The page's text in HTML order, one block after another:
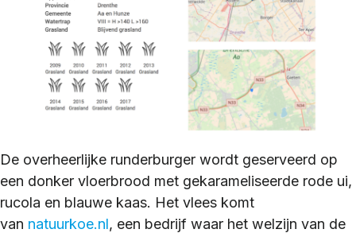
De overheerlijke runderburger wordt geserveerd op
een donker vloerbrood met gekarameliseerde rode ui,
rucola en blauwe kaas. Het vlees komt
van natuurkoe.nl, een bedrijf waar het welzijn van de